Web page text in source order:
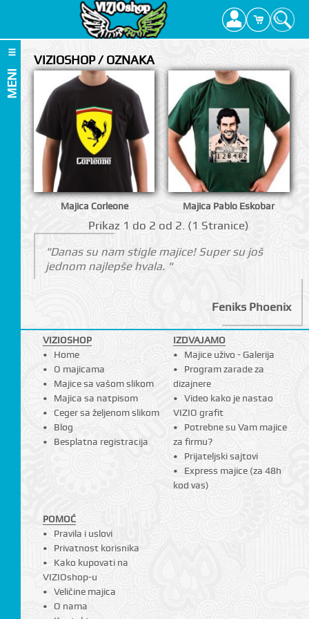
MENI
VIZIOSHOP / OZNAKA
Majica Corleone Majica Pablo Eskobar
Prikаz 1 do 2 оd 2. (1 Strаnicе)
"Danas su nam stigle majice! Super su još
jednom najlepše hvala. "
Feniks Phoenix
VIZIOSHOP
Home
O majicama
Majice sa vašom slikom
Majica sa natpisom
Ceger sa željenom slikom
Blog
Besplatna registracija
IZDVAJAMO
Majice uživo - Galerija
Program zarade za
dizajnere
Video kako je nastao
VIZIO grafit
Potrebne su Vam majice
za firmu?
Prijateljski sajtovi
Express majice (za 48h
kod vas)
POMOĆ
Pravila i uslovi
Privatnost korisnika
Kako kupovati na
VIZIOshop-u
Veličine majica
O nama